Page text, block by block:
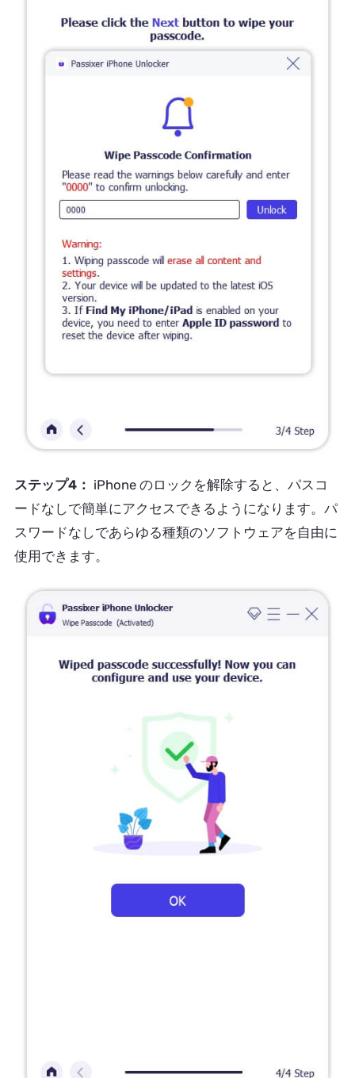
ステップ4： iPhone のロックを解除すると、パスコ
ードなしで簡単にアクセスできるようになります。パ
スワードなしであらゆる種類のソフトウェアを自由に
使用できます。